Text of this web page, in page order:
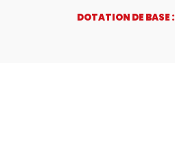
DOTATION DE BASE :